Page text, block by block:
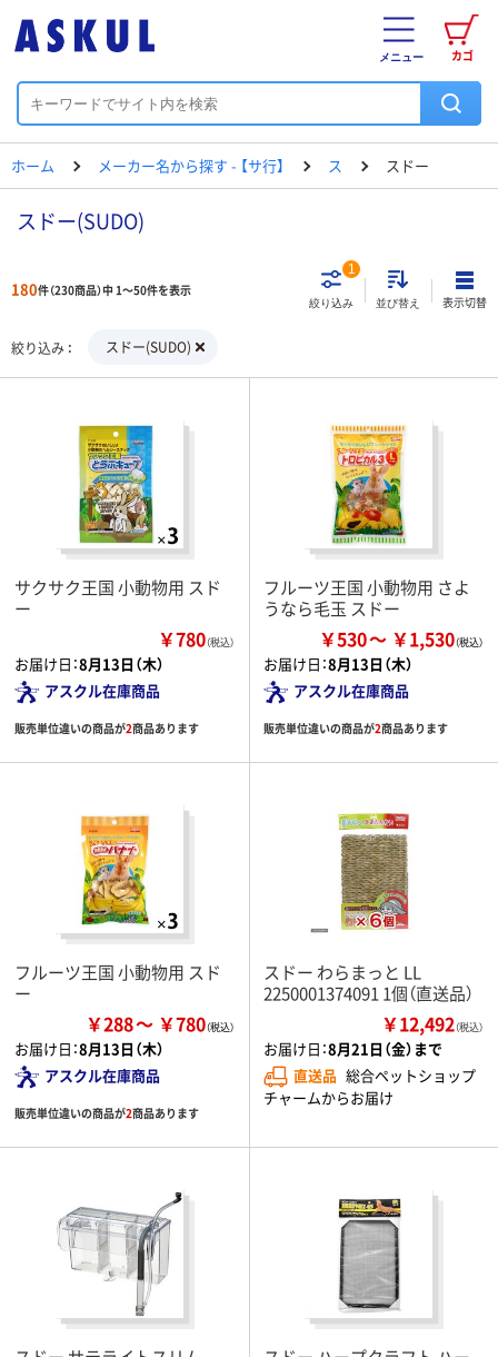
カゴ
メニュー
ホーム メーカー名から探す - 【サ行】 ス スドー
スドー(SUDO)
180件（230商品）中 1～50件を表示
絞り込み
1
並び替え 表示切替
絞り込み スドー(SUDO)
サクサク王国 小動物用 スド
ー
￥780（税込）
お届け日：8月13日（木）
アスクル在庫商品
販売単位違いの商品が2商品あります
フルーツ王国 小動物用 さよ
うなら毛玉 スドー
￥530 ￥1,530
お届け日：8月13日（木）
アスクル在庫商品
販売単位違いの商品が2商品あります
フルーツ王国 小動物用 スド
ー
￥288 ￥780
お届け日：8月13日（木）
アスクル在庫商品
販売単位違いの商品が2商品あります
スドー わらまっと LL
2250001374091 1個（直送品）
￥12,492（税込）
お届け日：8月21日（金）まで
直送品 総合ペットショップ
チャームからお届け